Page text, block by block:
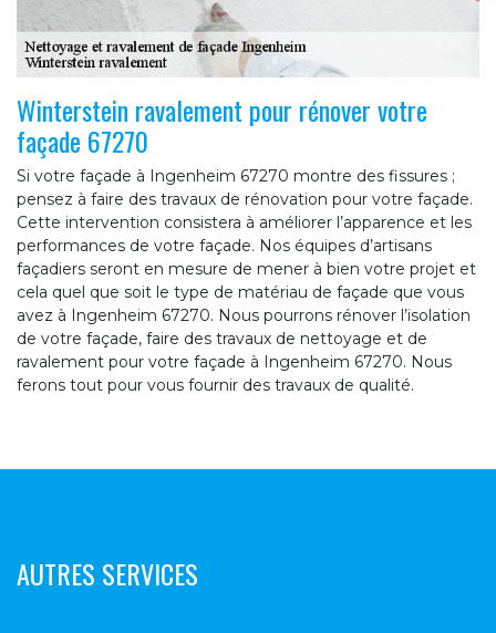
Winterstein ravalement pour rénover votre
façade 67270
Si votre façade à Ingenheim 67270 montre des fissures ;
pensez à faire des travaux de rénovation pour votre façade.
Cette intervention consistera à améliorer l’apparence et les
performances de votre façade. Nos équipes d’artisans
façadiers seront en mesure de mener à bien votre projet et
cela quel que soit le type de matériau de façade que vous
avez à Ingenheim 67270. Nous pourrons rénover l’isolation
de votre façade, faire des travaux de nettoyage et de
ravalement pour votre façade à Ingenheim 67270. Nous
ferons tout pour vous fournir des travaux de qualité.
AUTRES SERVICES